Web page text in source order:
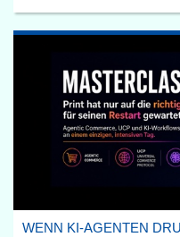
WENN KI-AGENTEN